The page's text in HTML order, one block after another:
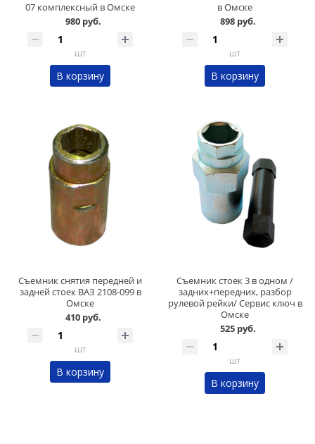
07 комплексный в Омске
980 руб.
шт
В корзину
в Омске
898 руб.
шт
В корзину
Съемник снятия передней и
задней стоек ВАЗ 2108-099 в
Омске
410 руб.
шт
В корзину
Съемник стоек 3 в одном /
задних+передних, разбор
рулевой рейки/ Сервис ключ в
Омске
525 руб.
шт
В корзину